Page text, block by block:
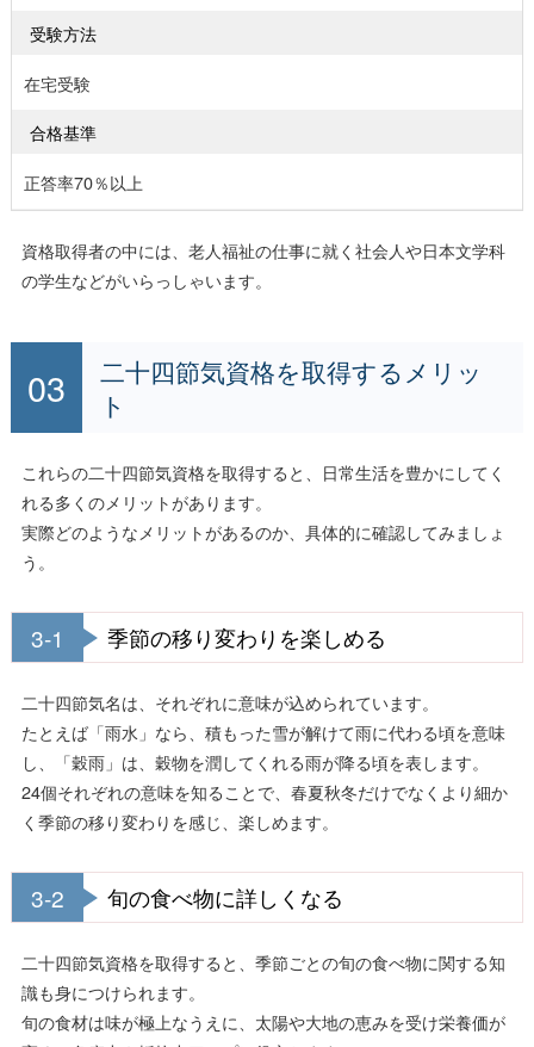
受験方法
在宅受験
合格基準
正答率70％以上
資格取得者の中には、老人福祉の仕事に就く社会人や日本文学科
の学生などがいらっしゃいます。
二十四節気資格を取得するメリッ
ト
これらの二十四節気資格を取得すると、日常生活を豊かにしてく
れる多くのメリットがあります。
実際どのようなメリットがあるのか、具体的に確認してみましょ
う。
3-1 季節の移り変わりを楽しめる
二十四節気名は、それぞれに意味が込められています。
たとえば「雨水」なら、積もった雪が解けて雨に代わる頃を意味
し、「穀雨」は、穀物を潤してくれる雨が降る頃を表します。
24個それぞれの意味を知ることで、春夏秋冬だけでなくより細か
く季節の移り変わりを感じ、楽しめます。
3-2 旬の食べ物に詳しくなる
二十四節気資格を取得すると、季節ごとの旬の食べ物に関する知
識も身につけられます。
旬の食材は味が極上なうえに、太陽や大地の恵みを受け栄養価が